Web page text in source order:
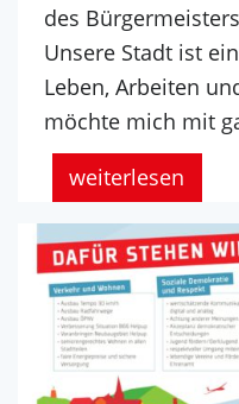
des
Unsere Stadt ist
Leben, Arbeiten
möchte mich mit
weiterlesen